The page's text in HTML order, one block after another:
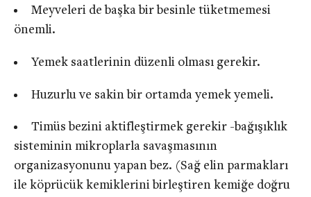
Meyveleri de başka bir besinle tüketmemesi
önemli.
Yemek saatlerinin düzenli olması gerekir.
Huzurlu ve sakin bir ortamda yemek yemeli.
Timüs bezini aktifleştirmek gerekir -bağışıklık
sisteminin mikroplarla savaşmasının
organizasyonunu yapan bez. (Sağ elin parmakları
ile köprücük kemiklerini birleştiren kemiğe doğru